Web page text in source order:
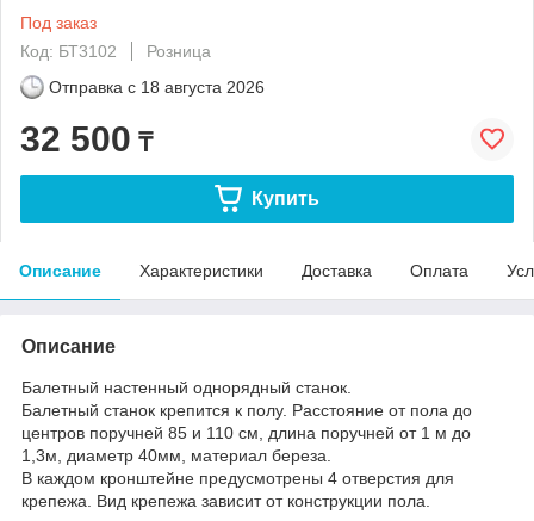
Под заказ
Код: БТ3102
Розница
Отправка с 18 августа 2026
32 500 ₸
Купить
Описание Характеристики Доставка Оплата
Описание
Балетный настенный однорядный станок.
Балетный станок крепится к полу. Расстояние от пола до
центров поручней 85 и 110 см, длина поручней от 1 м до
1,3м, диаметр 40мм, материал береза.
В каждом кронштейне предусмотрены 4 отверстия для
крепежа. Вид крепежа зависит от конструкции пола.